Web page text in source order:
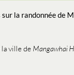
la randonnée de
ville de Mangawhai